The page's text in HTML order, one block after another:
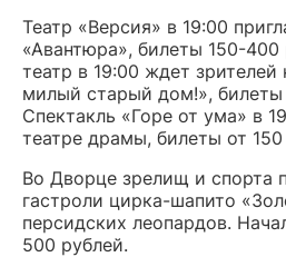
Театр «Версия» в 19:00
«Авантюра», билеты 150-
театр в 19:00 ждет зрителей
милый старый дом!», билеты
Спектакль «Горе от ума» в
театре драмы, билеты от
Во Дворце зрелищ и спорта
гастроли цирка-шапито
персидских леопардов.
500 рублей.